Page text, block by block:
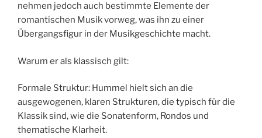
nehmen jedoch auch bestimmte Elemente der
romantischen Musik vorweg, was ihn zu einer
Übergangsfigur in der Musikgeschichte macht.
Warum er als klassisch gilt:
Formale Struktur: Hummel hielt sich an die
ausgewogenen, klaren Strukturen, die typisch für die
Klassik sind, wie die Sonatenform, Rondos und
thematische Klarheit.